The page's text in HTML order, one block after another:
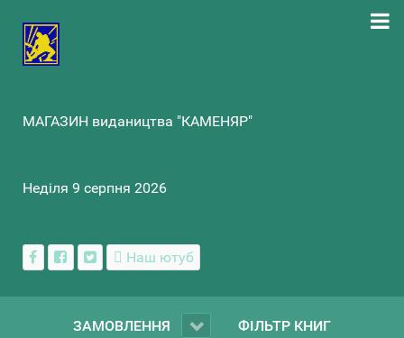
МАГАЗИН видаництва "КАМЕНЯР"
Неділя 9 серпня 2026
Наш ютуб
ЗАМОВЛЕННЯ ФІЛЬТР КНИГ